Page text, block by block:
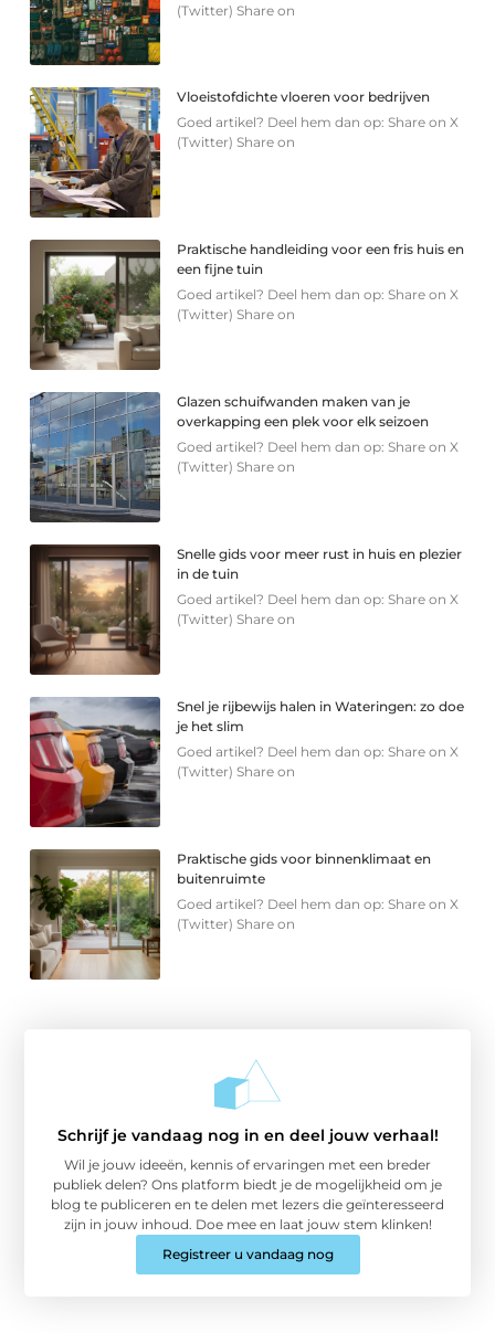
(Twitter) Share on
Vloeistofdichte vloeren voor bedrijven
Goed artikel? Deel hem dan op: Share on X
(Twitter) Share on
Praktische handleiding voor een fris huis en
een fijne tuin
Goed artikel? Deel hem dan op: Share on X
(Twitter) Share on
Glazen schuifwanden maken van je
overkapping een plek voor elk seizoen
Goed artikel? Deel hem dan op: Share on X
(Twitter) Share on
Snelle gids voor meer rust in huis en plezier
in de tuin
Goed artikel? Deel hem dan op: Share on X
(Twitter) Share on
Snel je rijbewijs halen in Wateringen: zo doe
je het slim
Goed artikel? Deel hem dan op: Share on X
(Twitter) Share on
Praktische gids voor binnenklimaat en
buitenruimte
Goed artikel? Deel hem dan op: Share on X
(Twitter) Share on
Schrijf je vandaag nog in en deel jouw verhaal!
Wil je jouw ideeën, kennis of ervaringen met een breder
publiek delen? Ons platform biedt je de mogelijkheid om je
blog te publiceren en te delen met lezers die geïnteresseerd
zijn in jouw inhoud. Doe mee en laat jouw stem klinken!
Registreer u vandaag nog